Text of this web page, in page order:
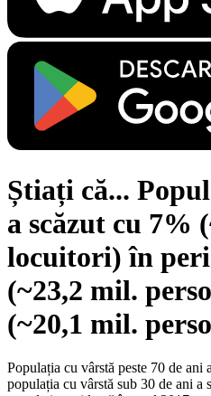
Știați că...
a scăzut cu 7%
locuitori) în
(~23,2 mil.
(~20,1 mil.
Populația cu vârstă peste 70 de ani
populația cu vârstă sub 30 de ani a